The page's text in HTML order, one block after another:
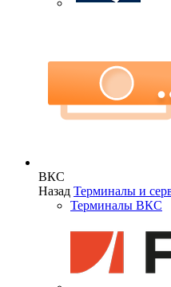
ВКС
Назад Терминалы и
Терминалы ВКС